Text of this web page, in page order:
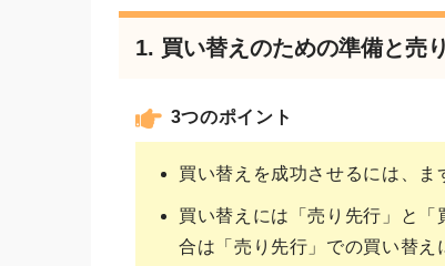
1. 買い替えのための準備と売
3つのポイント
買い替えを成功させるには、
買い替えには「売り先行」と
合は「売り先行」での買い替え